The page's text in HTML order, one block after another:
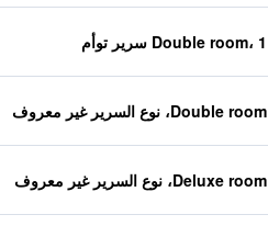
Double room، 1 سرير توأم
Double room، نوع السرير غير معروف
Deluxe room، نوع السرير غير معروف